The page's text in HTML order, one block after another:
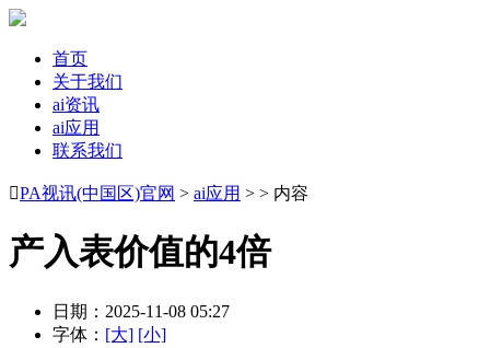
首页
关于我们
ai资讯
ai应用
联系我们
PA视讯(中国区)官网 > ai应用 > > 内容
产入表价值的4倍
日期：2025-11-08 05:27
字体： [大] [小]